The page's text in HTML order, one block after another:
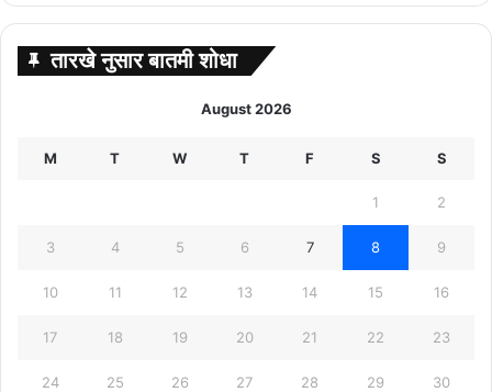
तारखे नुसार बातमी शोधा
August 2026
M T W T F S S
1 2
3 4 5 6 7 8 9
10 11 12 13 14 15 16
17 18 19 20 21 22 23
24 25 26 27 28 29 30